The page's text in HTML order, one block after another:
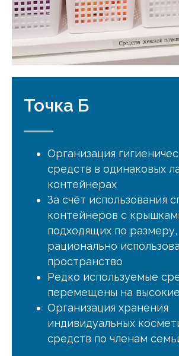
Точка Б
Организация
средств в одинаковых
контейнерах
За счёт использования
контейнеров с
подходящих по размеру,
рационально
пространство
Редко используемые
перемещены на
Организация хранения
индивидуальных
средств по членам